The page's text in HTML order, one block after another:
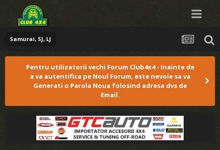
Samurai, SJ, LJ
Pentru utilizatorii vechi Forum Club4x4 - Inainte de
a va autentifica pe Noul Forum, este nevoie sa va
Generati o Parola Noua folosind adresa dvs de
Email.